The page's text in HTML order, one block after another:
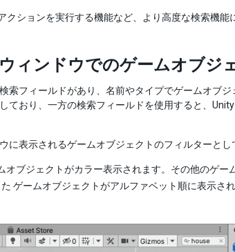
ションを実行する機能など、より高度な検索機能
ィンドウでのゲームオブジ
索フィールドがあり、名前やタイプでゲームオブ
ており、一方の検索フィールドを使用すると、
に表示されるゲームオブジェクトのフィルターとし
ブジェクトがカラー表示されます。その他のゲー
ゲームオブジェクトがアルファベット順に表示さ